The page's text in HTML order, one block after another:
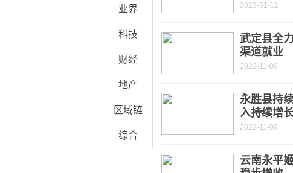
业界
科技
财经
地产
区域链
综合
2023-01-12
武定县全
渠道就业
2022-11-09
永胜县持
入持续增
2022-11-09
云南永平